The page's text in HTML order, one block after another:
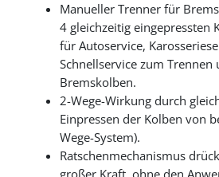
Manueller Trenner für
4 gleichzeitig eingepressten
für Autoservice,
Schnellservice zum Trennen
Bremskolben.
2-Wege-Wirkung durch
Einpressen der Kolben von
Wege-System).
Ratschenmechanismus